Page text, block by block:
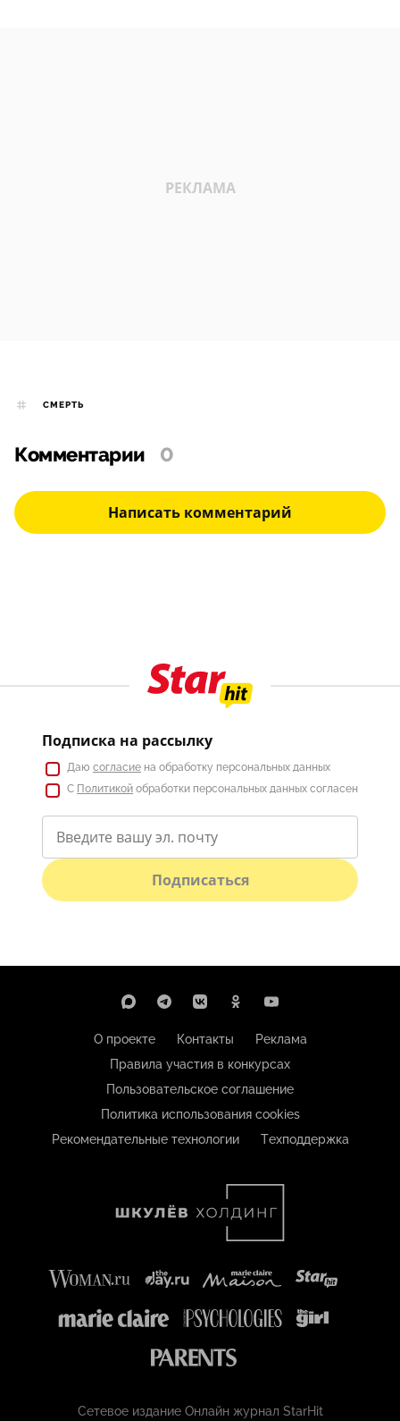
СМЕРТЬ
Комментарии 0
Написать комментарий
Подписка на рассылку
Даю согласие на обработку персональных данных
С Политикой обработки персональных данных согласен
Подписаться
О проекте Контакты
Реклама
Правила участия в конкурсах
Пользовательское соглашение
Политика использования cookies
Рекомендательные технологии
Техподдержка
Сетевое издание Онлайн журнал StarHit